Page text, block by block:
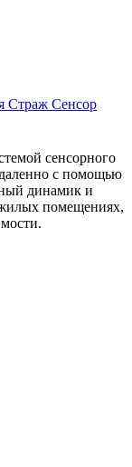
Страж Сенсор
сенсорного
с помощью
динамик и
помещениях,